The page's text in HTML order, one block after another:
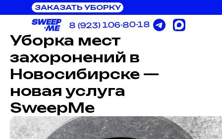
8 (923) 106-80-18
ЗАКАЗАТЬ УБОРКУ
Уборка мест
захоронений в
Новосибирске —
новая услуга
SweepMe